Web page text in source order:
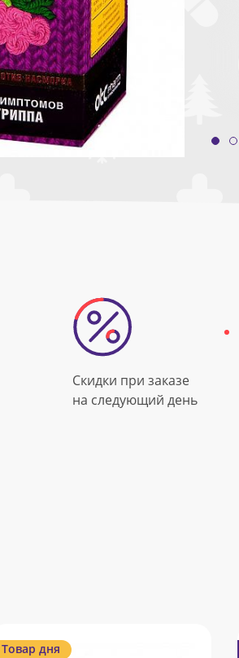
Скидки при заказе
на следующий день
Товар дня